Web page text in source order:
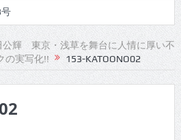
公輝 東京・浅草を舞台に人情に厚い不
の実写化!!
153-KATOONO02